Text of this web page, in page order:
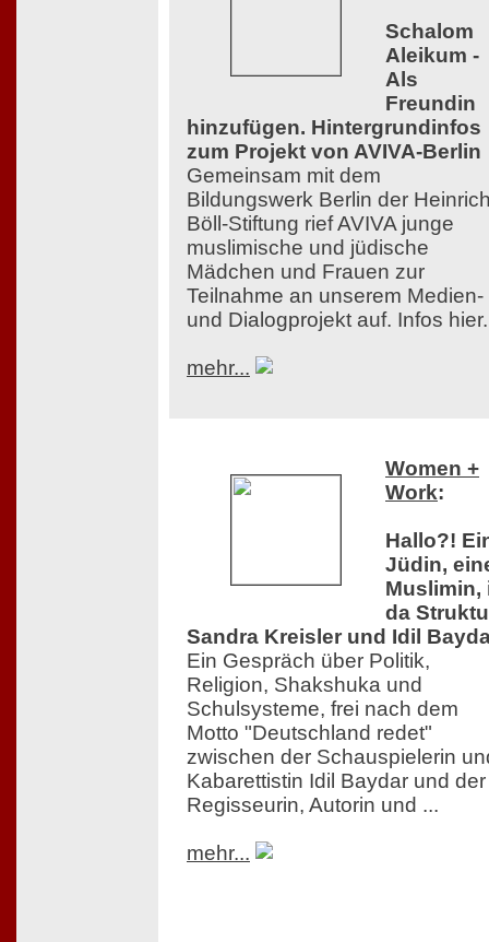
Schalom
Aleikum -
Als
Freundin
hinzufügen. Hintergrundinfos
zum Projekt von AVIVA-Berlin
Gemeinsam mit dem
Bildungswerk Berlin der
Böll-Stiftung rief AVIVA junge
muslimische und jüdische
Mädchen und Frauen zur
Teilnahme an unserem Medien-
und Dialogprojekt auf. Infos
mehr...
Women +
Work:
Hallo?!
Jüdin,
Muslimin,
da
Sandra Kreisler und Idil
Ein Gespräch über Politik,
Religion, Shakshuka und
Schulsysteme, frei nach dem
Motto "Deutschland redet"
zwischen der Schauspielerin
Kabarettistin Idil Baydar und der
Regisseurin, Autorin und ...
mehr...